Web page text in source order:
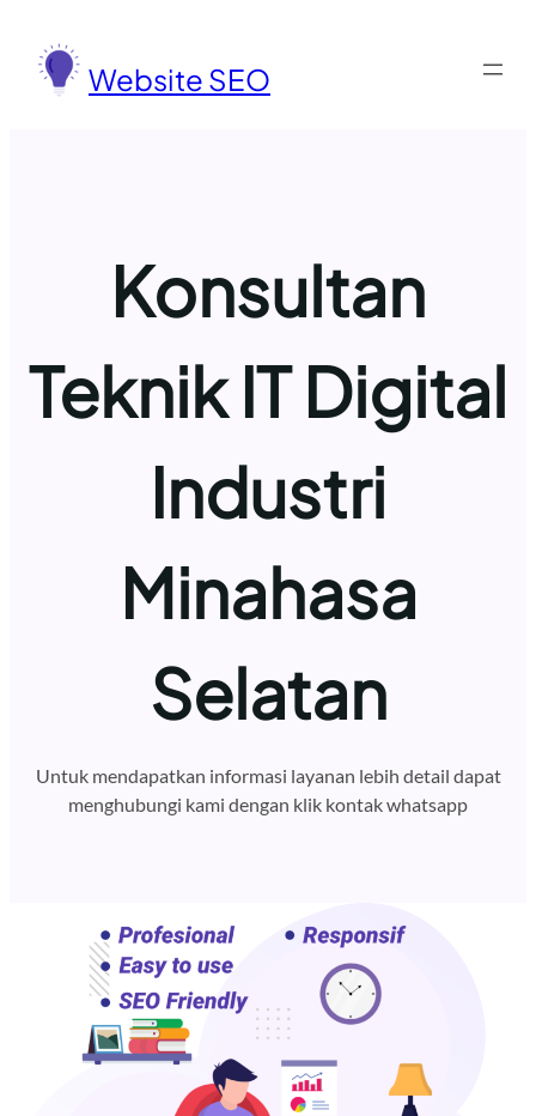
konten
Website SEO
Konsultan
Teknik IT Digital
Industri
Minahasa
Selatan
Untuk mendapatkan informasi layanan lebih detail dapat
menghubungi kami dengan klik kontak whatsapp